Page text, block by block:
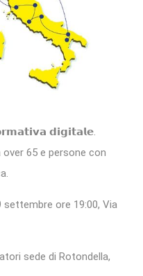
𝗱𝗶𝗴𝗶𝘁𝗮𝗹𝗲.
65 e persone con
ore 19:00, Via
sede di Rotondella,